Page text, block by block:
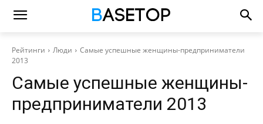
Рейтинги Люди
Самые успешные женщины-предприниматели
2013
Самые успешные женщины-
предприниматели 2013